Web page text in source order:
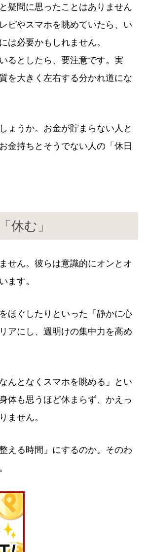
疑問に思ったことはありません
ビやスマホを眺めていたら、い
必要かもしれません。
るとしたら、要注意です。実
を大きく左右する分かれ道にな
ょうか。お金が貯まらない人と
金持ちとそうでない人の「休日
休む」
せん。彼らは意識的にオンとオ
ます。
ほぐしたりといった「静かに心
アにし、週明けの集中力を高め
んとなくスマホを眺める」とい
体も思うほど休まらず、かえっ
ません。
える時間」にするのか。そのわ